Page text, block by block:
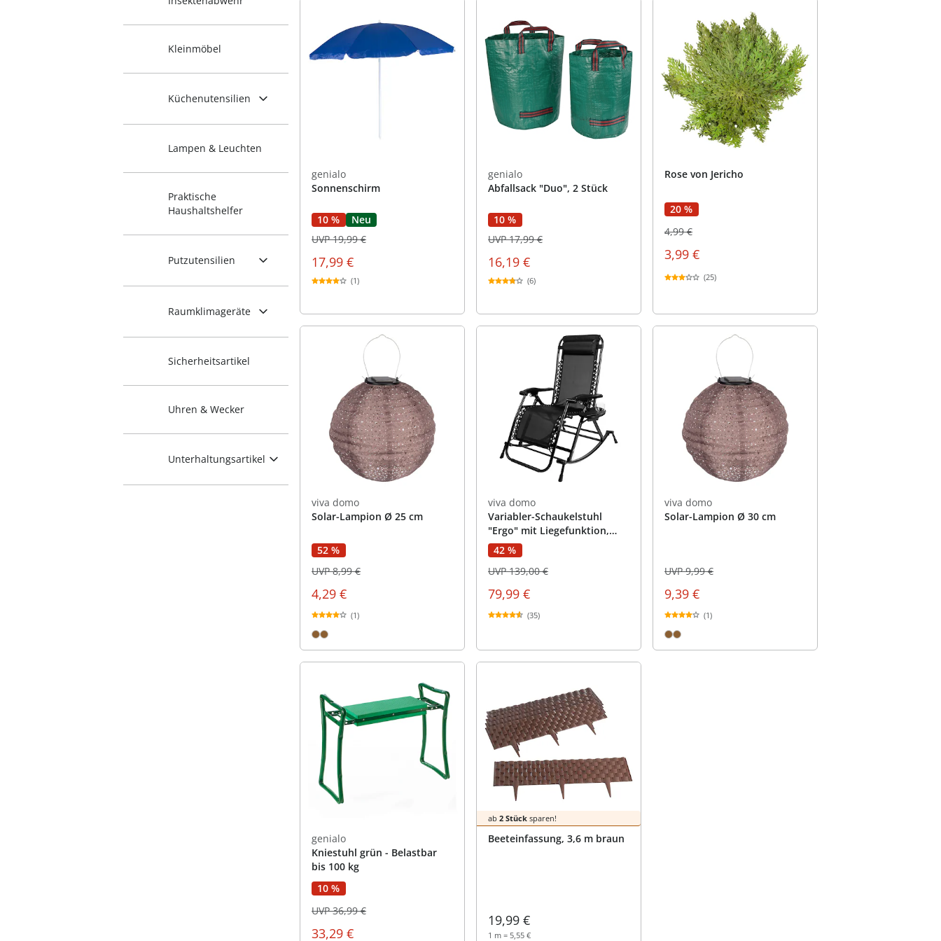
Kleinmöbel
Küchenutensilien
Lampen & Leuchten
Praktische
Haushaltshelfer
Putzutensilien
Raumklimageräte
Sicherheitsartikel
Uhren & Wecker
Unterhaltungsartikel
genialo
Sonnenschirm
10 % Neu
17,99 €
UVP 19,99 €
(1)
genialo
Abfallsack "Duo", 2 Stück
10 %
16,19 €
UVP 17,99 €
(6)
Rose von Jericho
20 %
4,99 €
3,99 €
(25)
viva domo
Solar-Lampion Ø 25 cm
52 %
4,29 €
UVP 8,99 €
(1)
viva domo
Variabler-Schaukelstuhl
"Ergo" mit Liegefunktion,
Fußstütze und verstellbarem
Kissen
42 %
79,99 €
UVP 139,00 €
(35)
viva domo
Solar-Lampion Ø 30 cm
9,39 €
UVP 9,99 €
(1)
genialo
Kniestuhl grün - Belastbar
bis 100 kg
10 %
33,29 €
UVP 36,99 €
ab 2 Stück sparen!
Beeteinfassung, 3,6 m braun
19,99 €
1 m = 5,55 €